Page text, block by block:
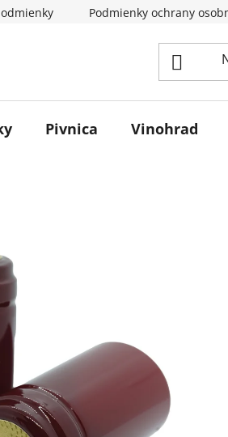
Podmienky ochrany
Pivnica Vinohrad